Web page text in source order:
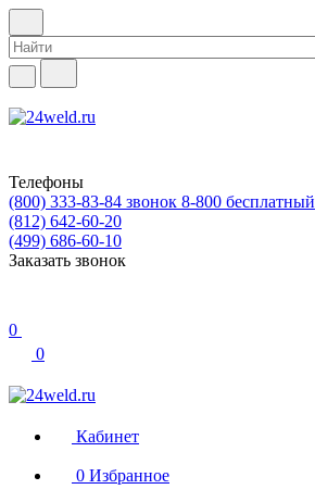
Телефоны
(800) 333-83-84 звонок 8-800 бесплатный
(812) 642-60-20
(499) 686-60-10
Заказать звонок
0
0
Кабинет
0 Избранное